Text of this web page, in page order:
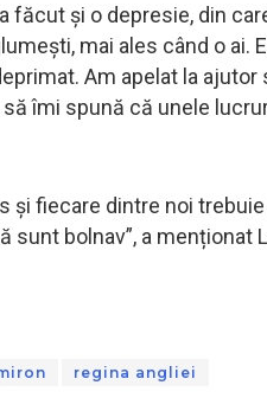
făcut și o depresie, din
mai ales când o ai.
Am apelat la
îmi spună că unele
și fiecare dintre noi
bolnav”, a menționat
regina angliei